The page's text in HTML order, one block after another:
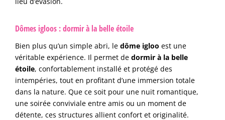
Dômes igloos : dormir à la belle étoile
Bien plus qu’un simple abri, le dôme igloo est une
véritable expérience. Il permet de dormir à la belle
étoile, confortablement installé et protégé des
intempéries, tout en profitant d’une immersion totale
dans la nature. Que ce soit pour une nuit romantique,
une soirée conviviale entre amis ou un moment de
détente, ces structures allient confort et originalité.